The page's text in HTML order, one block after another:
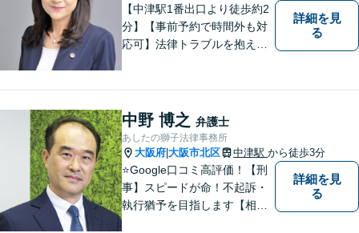
【中津駅1番出口より徒歩約2
分】【事前予約で時間外も対
応可】法律トラブルを抱える
業務、税務処理等も対応して
おります。 お気軽にご相談く
ださい。
詳細を見
る
中野 博之 弁護士
あしたの獅子法律事務所
大阪府 大阪市北区 中津駅 から徒歩3分
⭐️Google口コミ高評価！【刑
事】スピードが命！不起訴・
執行猶予を目指します【相
詳細を見
る